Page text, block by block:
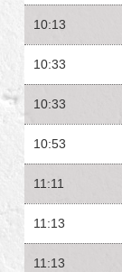
10:13
10:33
10:33
10:53
11:11
11:13
11:13